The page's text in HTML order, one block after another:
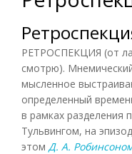
РЕТРОСПЕКЦИЯ (от
смотрю).
мысленное
определенный
в рамках разделения
Тульвингом, на
этом Д. А.